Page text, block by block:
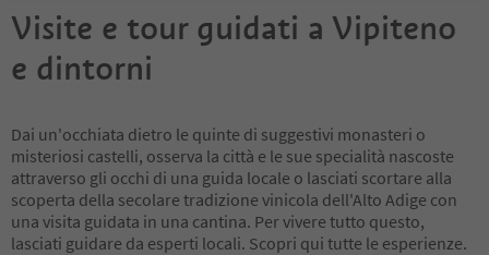
Visite e tour guidati a Vipiteno
e dintorni
Dai un'occhiata dietro le quinte di suggestivi monasteri o
misteriosi castelli, osserva la città e le sue specialità nascoste
attraverso gli occhi di una guida locale o lasciati scortare alla
scoperta della secolare tradizione vinicola dell'Alto Adige con
una visita guidata in una cantina. Per vivere tutto questo,
lasciati guidare da esperti locali. Scopri qui tutte le esperienze.